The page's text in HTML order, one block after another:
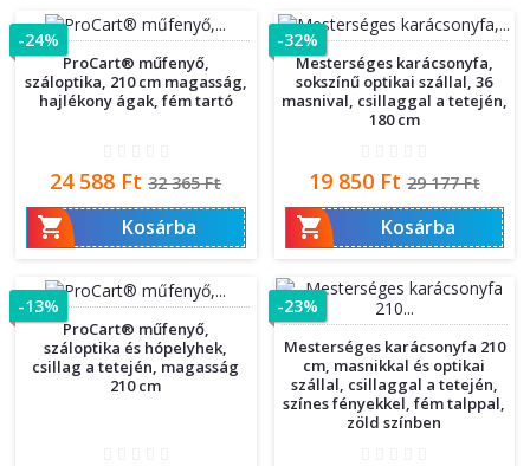
ProCart® műfenyő,
száloptika, 210 cm magasság,
hajlékony ágak, fém tartó
Ár
24 588 Ft Normál
ár
32 365 Ft
 Kosárba
-24%
Mesterséges karácsonyfa,
sokszínű optikai szállal, 36
masnival, csillaggal a tetején,
180 cm
Ár
19 850 Ft Normál
ár
29 177 Ft
 Kosárba
-32%
ProCart® műfenyő,
száloptika és hópelyhek,
csillag a tetején, magasság
210 cm
-13%
Mesterséges karácsonyfa 210
cm, masnikkal és optikai
szállal, csillaggal a tetején,
színes fényekkel, fém talppal,
zöld színben
-23%